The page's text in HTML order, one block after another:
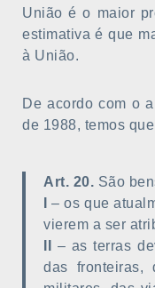
União é o maior
estimativa é que
à União.
De acordo com o
de 1988, temos
Art. 20. São
– os que
vierem a ser
– as terras
das fronteiras,